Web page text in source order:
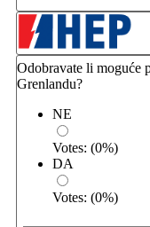
Odobravate li moguće
Grenlandu?
NE
Votes: (0%)
DA
Votes: (0%)